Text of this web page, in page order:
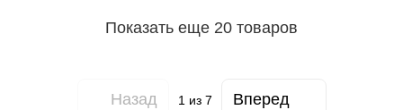
Показать еще 20 товаров
Назад 1 из 7 Вперед